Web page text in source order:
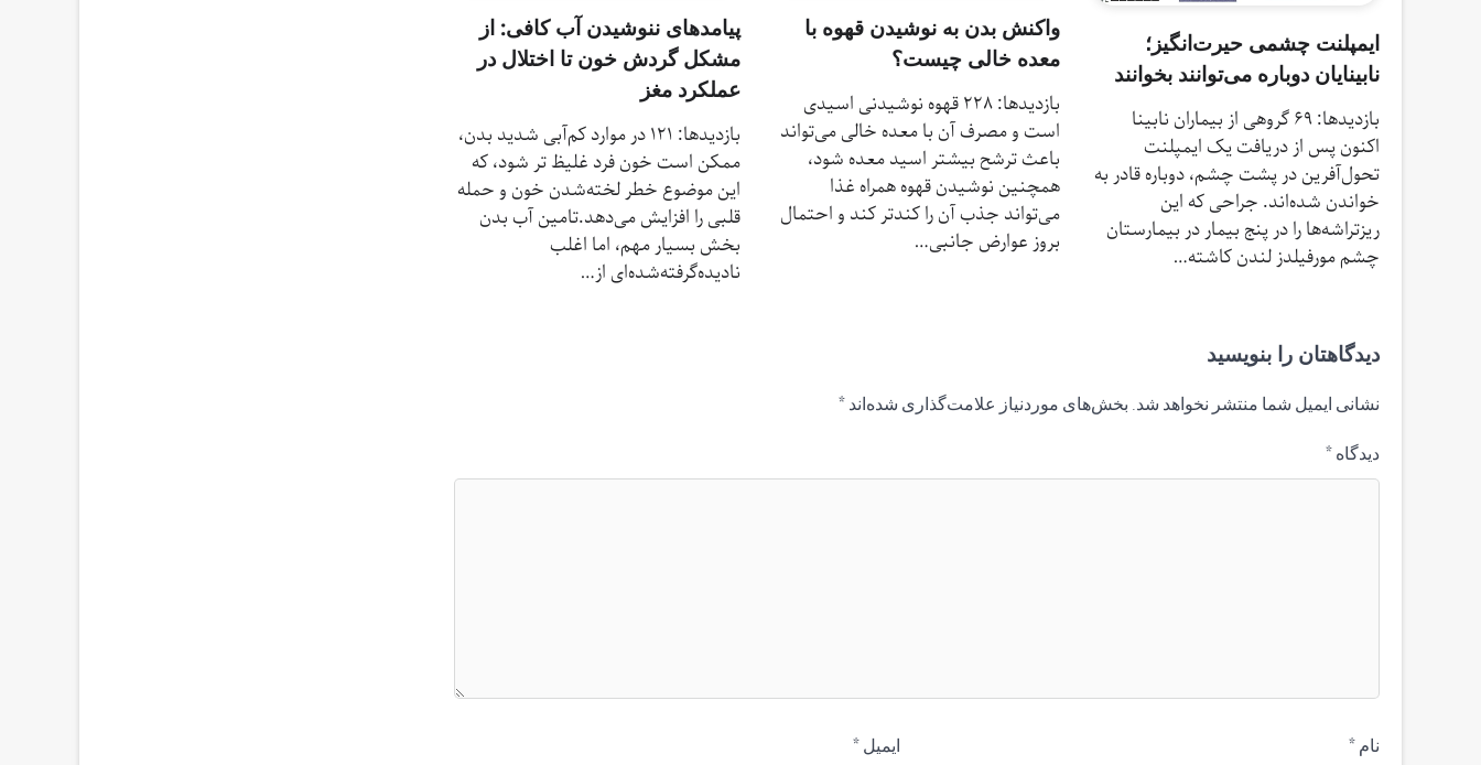
ایمپلنت چشمی حیرت‌انگیز؛
نابینایان دوباره می‌توانند بخوانند
بازدیدها: 69 گروهی از بیماران نابینا
اکنون پس از دریافت یک ایمپلنت
تحول‌آفرین در پشت چشم، دوباره قادر به
خواندن شده‌اند. جراحی که این
ریزتراشه‌ها را در پنج بیمار در بیمارستان
چشم مورفیلدز لندن کاشته…
واکنش بدن به نوشیدن قهوه با
معده خالی چیست؟
بازدیدها: 228 قهوه نوشیدنی اسیدی
است و مصرف آن با معده خالی می‌تواند
باعث ترشح بیشتر اسید معده شود،
همچنین نوشیدن قهوه همراه غذا
می‌تواند جذب آن را کندتر کند و احتمال
بروز عوارض جانبی…
پیامد‌های ننوشیدن آب کافی: از
مشکل گردش خون تا اختلال در
عملکرد مغز
بازدیدها: 121 در موارد کم‌آبی شدید بدن،
ممکن است خون فرد غلیظ‌‌ تر شود، که
این موضوع خطر لخته‌شدن خون و حمله
قلبی را افزایش می‌دهد.تامین آب بدن
بخش بسیار مهم، اما اغلب
نادیده‌گرفته‌شده‌ای از…
دیدگاهتان را بنویسید
نشانی ایمیل شما منتشر نخواهد شد. بخش‌های موردنیاز علامت‌گذاری شده‌اند *
دیدگاه *
نام * ایمیل *